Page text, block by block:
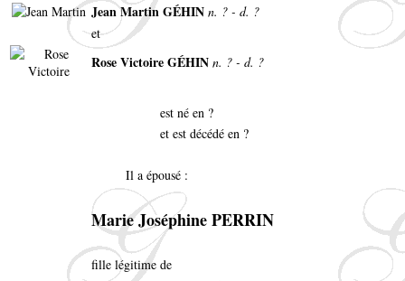
Jean Martin GÉHIN n. ? - d. ?
et
Rose Victoire GÉHIN n. ? - d. ?
est né en ?
et est décédé en ?
Il a épousé :
Marie Joséphine PERRIN
fille légitime de